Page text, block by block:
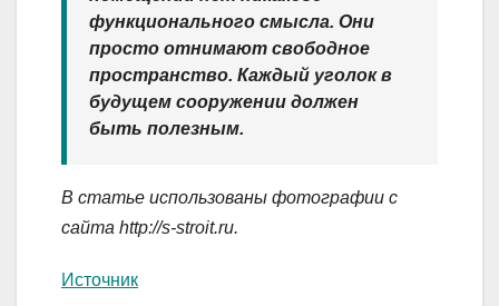
функционального смысла. Они
просто отнимают свободное
пространство. Каждый уголок в
будущем сооружении должен
быть полезным.
В статье использованы фотографии с
сайта http://s-stroit.ru.
Источник